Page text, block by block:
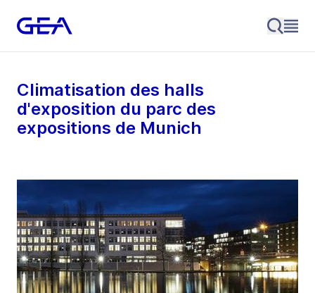
Climatisation des halls
d'exposition du parc des
expositions de Munich